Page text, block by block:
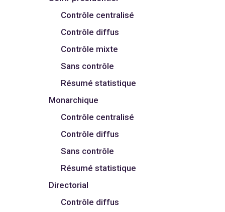
Contrôle centralisé
Contrôle diffus
Contrôle mixte
Sans contrôle
Résumé statistique
Monarchique
Contrôle centralisé
Contrôle diffus
Sans contrôle
Résumé statistique
Directorial
Contrôle diffus